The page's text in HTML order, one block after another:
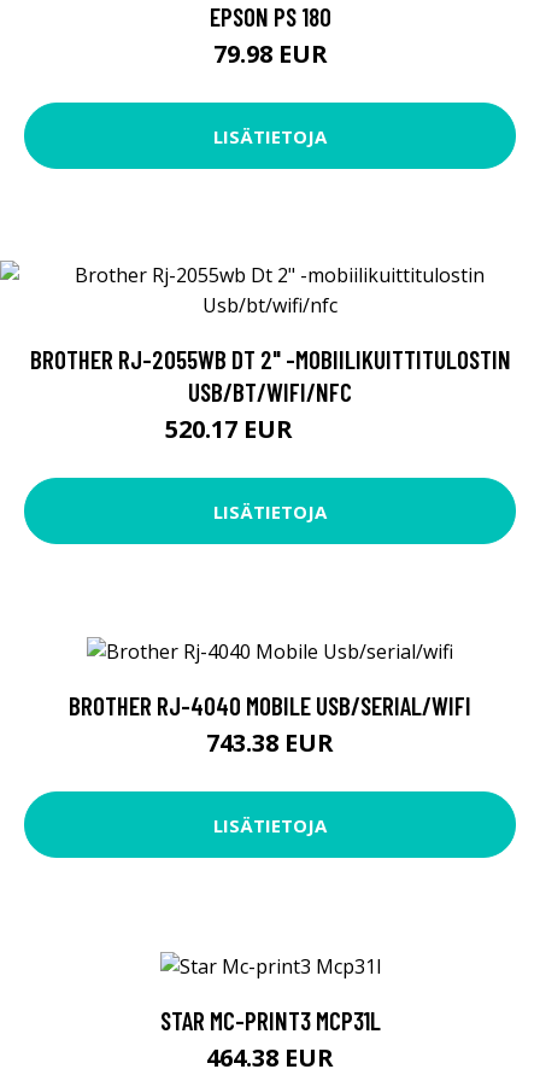
EPSON PS 180
79.98 EUR
LISÄTIETOJA
BROTHER RJ-2055WB DT 2" -MOBIILIKUITTITULOSTIN
USB/BT/WIFI/NFC
520.17 EUR
LISÄTIETOJA
BROTHER RJ-4040 MOBILE USB/SERIAL/WIFI
743.38 EUR
LISÄTIETOJA
STAR MC-PRINT3 MCP31L
464.38 EUR